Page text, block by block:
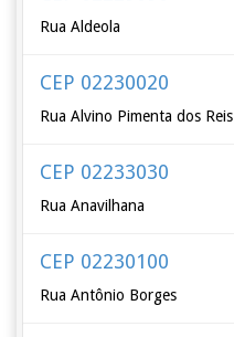
Rua Aldeola
CEP 02230020
Rua Alvino Pimenta dos Reis
CEP 02233030
Rua Anavilhana
CEP 02230100
Rua Antônio Borges